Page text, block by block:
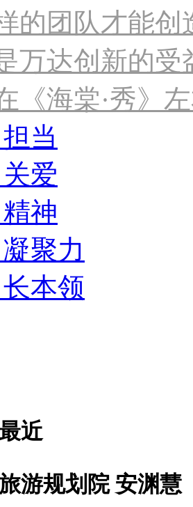
的团队才能创
万达创新的受
《海棠·秀》
当
爱
神
聚力
本领
近
游规划院 安渊慧